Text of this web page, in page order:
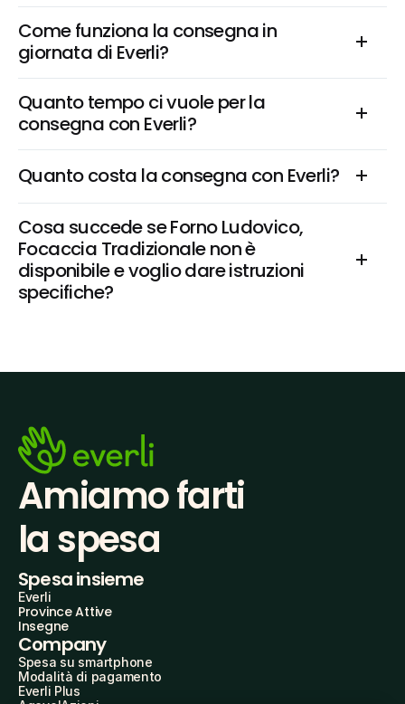
Come funziona la consegna in
giornata di Everli?
Quanto tempo ci vuole per la
consegna con Everli?
Quanto costa la consegna con Everli?
Cosa succede se Forno Ludovico,
Focaccia Tradizionale non è
disponibile e voglio dare istruzioni
specifiche?
Amiamo farti
la spesa
Spesa insieme
Everli
Province Attive
Insegne
Company
Spesa su smartphone
Modalità di pagamento
Everli Plus